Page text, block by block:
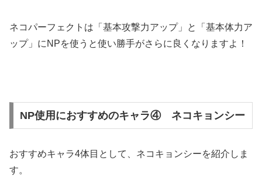
ネコパーフェクトは「基本攻撃力アップ」と「基本体力ア
ップ」にNPを使うと使い勝手がさらに良くなりますよ！
NP使用におすすめのキャラ④ ネコキョンシー
おすすめキャラ4体目として、ネコキョンシーを紹介しま
す。